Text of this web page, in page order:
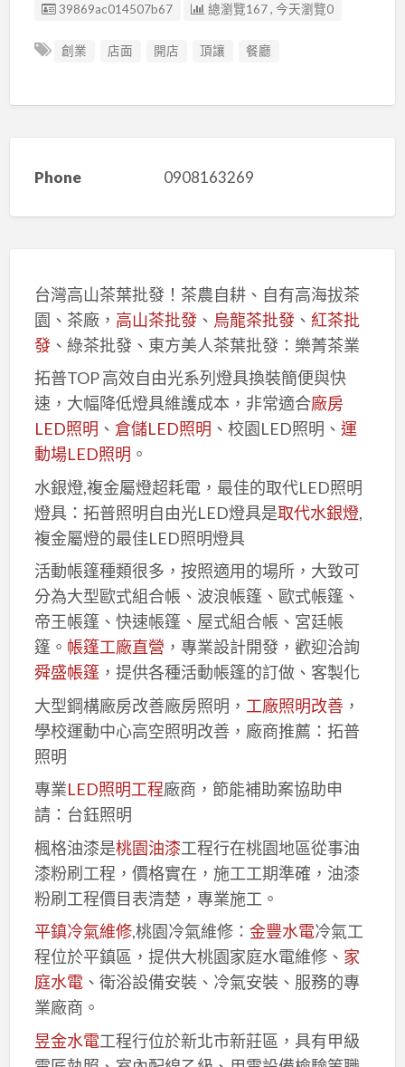
廣告编號
39869ac014507b67 總瀏覽167 , 今天瀏覽0
創業 店面 開店 頂讓 餐廳
Phone 0908163269
台灣高山茶葉批發！茶農自耕、自有高海拔茶
園、茶廠， 高山茶批發、 烏龍茶批發、 紅茶批
發、綠茶批發、東方美人茶葉批發：樂菁茶業
拓普TOP 高效自由光系列燈具換裝簡便與快
速，大幅降低燈具維護成本，非常適合廠房
LED照明 、 倉儲LED照明 、校園LED照明、 運
動場LED照明 。
水銀燈,複金屬燈超耗電，最佳的取代LED照明
燈具：拓普照明自由光LED燈具是取代水銀燈,
複金屬燈的最佳LED照明燈具
活動帳篷種類很多，按照適用的場所，大致可
分為大型歐式組合帳、波浪帳篷、歐式帳篷、
帝王帳篷、快速帳篷、屋式組合帳、宮廷帳
篷。 帳篷工廠直營 ，專業設計開發，歡迎洽詢
舜盛帳篷，提供各種活動帳篷的訂做、客製化
大型鋼構廠房改善廠房照明， 工廠照明改善，
學校運動中心高空照明改善，廠商推薦：拓普
照明
專業LED照明工程廠商，節能補助案協助申
請：台鈺照明
楓格油漆是桃園油漆工程行在桃園地區從事油
漆粉刷工程，價格實在，施工工期準確，油漆
粉刷工程價目表清楚，專業施工。
平鎮冷氣維修,桃園冷氣維修： 金豐水電冷氣工
程位於平鎮區，提供大桃園家庭水電維修、 家
庭水電、衛浴設備安裝、冷氣安裝、服務的專
業廠商。
昱金水電工程行位於新北市新莊區，具有甲級